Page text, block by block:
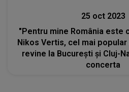
25 oct 2023
"Pentru mine România este
Nikos Vertis, cel mai
revine la București și Cluj-
concerta